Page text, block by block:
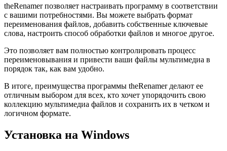
theRenamer позволяет настраивать программу в соответствии
с вашими потребностями. Вы можете выбрать формат
переименования файлов, добавить собственные ключевые
слова, настроить способ обработки файлов и многое другое.
Это позволяет вам полностью контролировать процесс
переименовывания и привести ваши файлы мультимедиа в
порядок так, как вам удобно.
В итоге, преимущества программы theRenamer делают ее
отличным выбором для всех, кто хочет упорядочить свою
коллекцию мультимедиа файлов и сохранить их в четком и
логичном формате.
Установка на Windows